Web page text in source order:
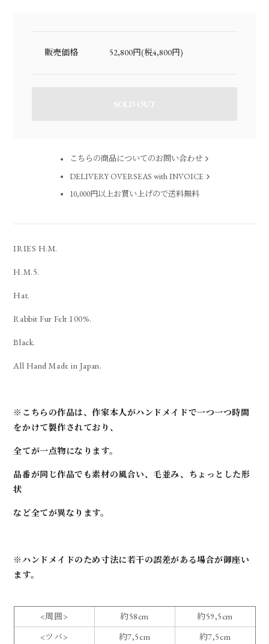
販売価格 52,800円(税4,800円)
SOLD OUT
こちらの商品についてのお問い合わせ
DELIVERY OVERSEAS with INVOICE
10,000円以上お買い上げので送料無料
IRIES H.M.
H.M.5.
Hat.
Rabbit Fur Felt 100%.
Black.
All Hand Made in Japan.
※こちらの作品は、作家本人がハンドメイドで一つ一つ時間
をかけて製作されており、
全てが一点物になります。
品番が同じ作品でも素材の風合い、毛並み、ちょっとした形
状
など全てが異なります。
※ハンドメイドのため寸法に若干の誤差がある場合が御座い
ます。
<周囲> 約58cm
約59,5cm
<ツバ>
約7,5cm 約7,5cm